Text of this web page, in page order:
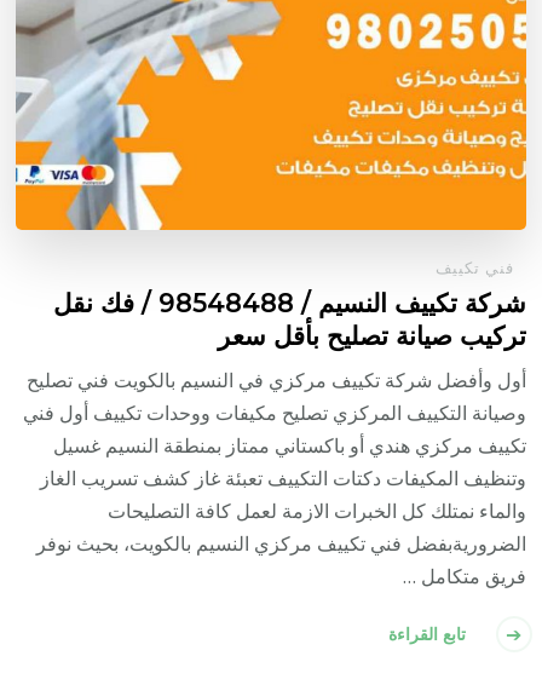
فني تكييف
شركة تكييف النسيم / 98548488 / فك نقل
تركيب صيانة تصليح بأقل سعر
أول وأفضل شركة تكييف مركزي في النسيم بالكويت فني تصليح
وصيانة التكييف المركزي تصليح مكيفات ووحدات تكييف أول فني
تكييف مركزي هندي أو باكستاني ممتاز بمنطقة النسيم غسيل
وتنظيف المكيفات دكتات التكييف تعبئة غاز كشف تسريب الغاز
والماء نمتلك كل الخبرات الازمة لعمل كافة التصليحات
الضروريةبفضل فني تكييف مركزي النسيم بالكويت، بحيث نوفر
فريق متكامل …
تابع القراءة